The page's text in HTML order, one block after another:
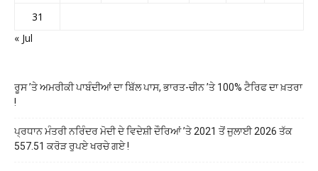
31
« Jul
ਰੂਸ ’ਤੇ ਅਮਰੀਕੀ ਪਾਬੰਦੀਆਂ ਦਾ ਬਿੱਲ ਪਾਸ, ਭਾਰਤ-ਚੀਨ ’ਤੇ 100% ਟੈਰਿਫ ਦਾ ਖ਼ਤਰਾ
!
ਪ੍ਰਧਾਨ ਮੰਤਰੀ ਨਰਿੰਦਰ ਮੋਦੀ ਦੇ ਵਿਦੇਸ਼ੀ ਦੌਰਿਆਂ ’ਤੇ 2021 ਤੋਂ ਜੁਲਾਈ 2026 ਤੱਕ
557.51 ਕਰੋੜ ਰੁਪਏ ਖਰਚੇ ਗਏ !